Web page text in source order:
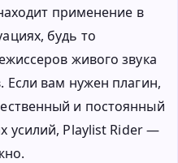
применение в
будь то
живого звука
Если вам нужен плагин,
и постоянный
усилий, Playlist Rider —